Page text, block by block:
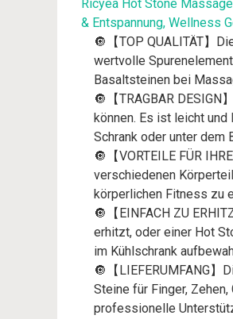
Ricyea Hot Stone
& Entspannung, Wellness
🔘【TOP QUALITÄT】
wertvolle
Basaltsteinen bei
🔘【TRAGBAR
können. Es ist leicht
Schrank oder unter dem
🔘【VORTEILE FÜR
verschiedenen
körperlichen Fitness zu
🔘【EINFACH ZU
erhitzt, oder einer Hot
im Kühlschrank
🔘【LIEFERUMFANG
Steine für Finger,
professionelle